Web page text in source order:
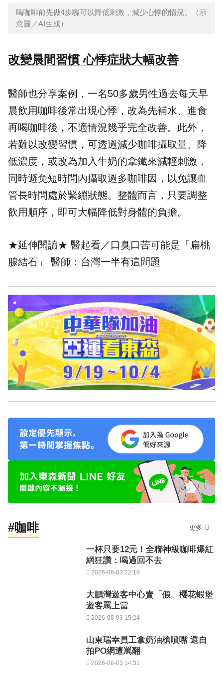
喝咖啡前先做4步驟可以降低刺激，減少心悸的情況。（示
意圖／AI生成）
改變晨間習慣 心悸症狀大幅改善
醫師也分享案例，一名50多歲男性過去每天早
晨飲用咖啡後常出現心悸，改為先補水、進食
再喝咖啡後，不適情況幾乎完全改善。此外，
若難以改變習慣，可透過減少咖啡攝取量、降
低濃度，或改為加入牛奶的拿鐵來減輕刺激，
同時避免短時間內攝取過多咖啡因，以免讓血
管長時間處於緊繃狀態。整體而言，只要調整
飲用順序，即可大幅降低對身體的負擔。
★延伸閱讀★ 醫起看／口臭口苦可能是「扁桃
腺結石」 醫師：台灣一半有這問題
#咖啡 更多
一杯只要12元！全聯神級咖啡爆紅
網狂讚：喝過回不去
2026-08-03 22:19
大鵬灣遊客中心賣「假」櫻花蝦堡
遊客罵上當
2026-08-03 15:24
山東瑞幸員工拿奶油槍噴嘴 還自
拍PO網遭罵翻
2026-08-03 14:31